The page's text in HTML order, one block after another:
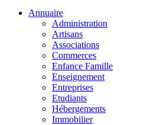
Annuaire
Administration
Artisans
Associations
Commerces
Enfance Famille
Enseignement
Entreprises
Etudiants
Hébergements
Immobilier